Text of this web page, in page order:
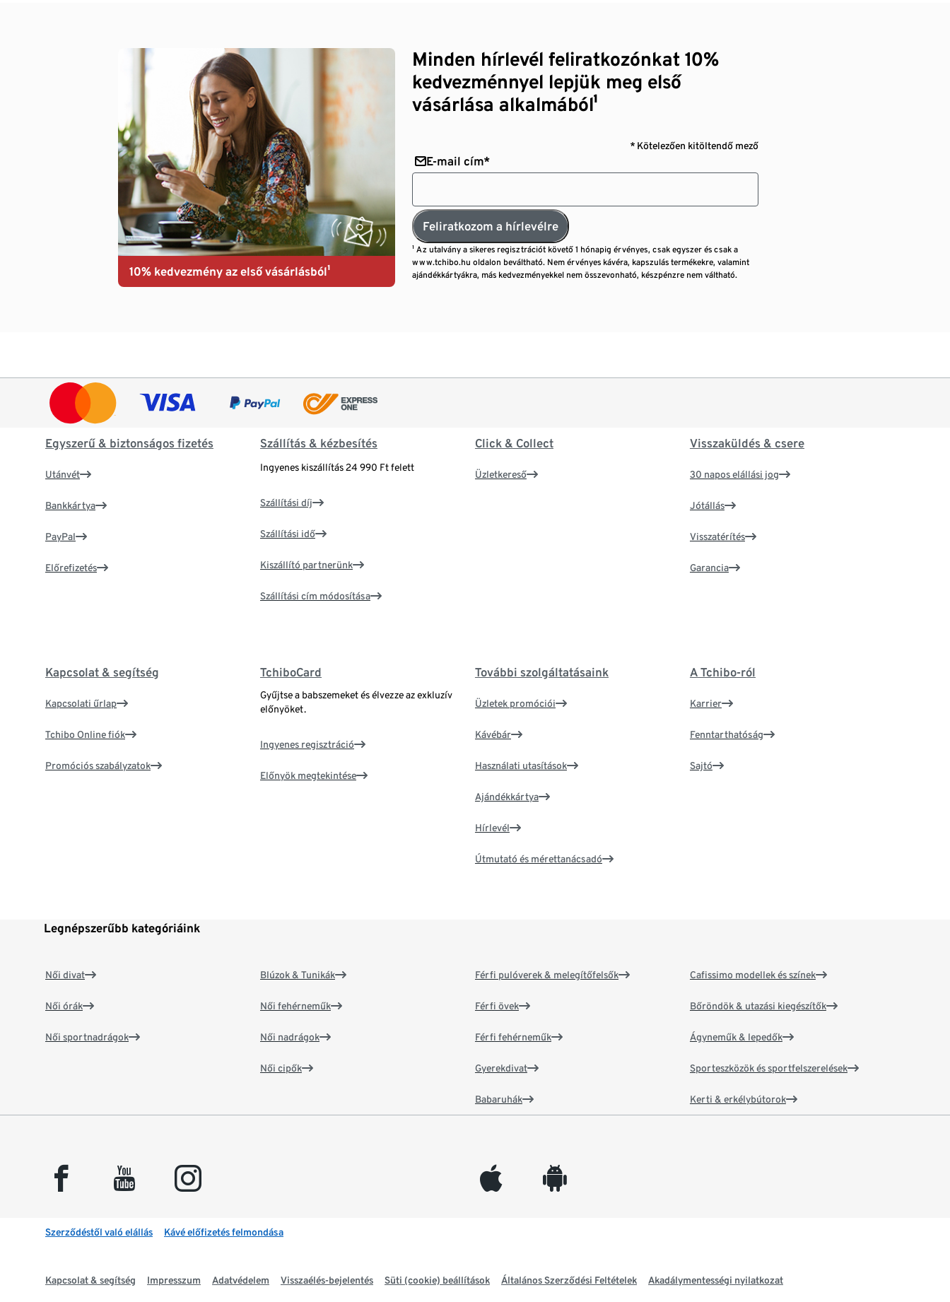
10% kedvezmény az első vásárlásból¹
Minden hírlevél feliratkozónkat 10%
kedvezménnyel lepjük meg első
vásárlása alkalmából¹
* Kötelezően kitöltendő mező
E-mail cím*
Feliratkozom a hírlevélre
¹ Az utalvány a sikeres regisztrációt követő 1 hónapig érvényes, csak egyszer és csak a
www.tchibo.hu oldalon beváltható. Nem érvényes kávéra, kapszulás termékekre, valamint
ajándékkártyákra, más kedvezményekkel nem összevonható, készpénzre nem váltható.
Egyszerű & biztonságos fizetés
Utánvét
Bankkártya
PayPal
Előrefizetés
Szállítás & kézbesítés
Ingyenes kiszállítás 24 990 Ft felett
Szállítási díj
Szállítási idő
Kiszállító partnerünk
Szállítási cím módosítása
Click & Collect
Üzletkereső
Visszaküldés & csere
30 napos elállási jog
Jótállás
Visszatérítés
Garancia
Kapcsolat & segítség
Kapcsolati űrlap
Tchibo Online fiók
Promóciós szabályzatok
TchiboCard
Gyűjtse a babszemeket és élvezze az exkluzív
előnyöket.
Ingyenes regisztráció
Előnyök megtekintése
További szolgáltatásaink
Üzletek promóciói
Kávébár
Használati utasítások
Ajándékkártya
Hírlevél
Útmutató és mérettanácsadó
A Tchibo-ról
Karrier
Fenntarthatóság
Sajtó
Legnépszerűbb kategóriáink
Női divat
Női órák
Női sportnadrágok
Blúzok & Tunikák
Női fehérneműk
Női nadrágok
Női cipők
Férfi pulóverek & melegítőfelsők
Férfi övek
Férfi fehérneműk
Gyerekdivat
Babaruhák
Cafissimo modellek és színek
Bőröndök & utazási kiegészítők
Ágyneműk & lepedők
Sporteszközök és sportfelszerelések
Kerti & erkélybútorok
facebook youtube instagram appleinc android
Szerződéstől való elállás Kávé előfizetés felmondása
Kapcsolat & segítség Impresszum Adatvédelem Visszaélés-bejelentés Süti (cookie) beállítások Általános Szerződési Feltételek Akadálymentességi nyilatkozat